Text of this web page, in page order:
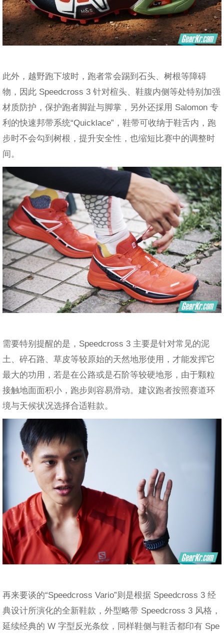
此外，越野跑下坡时，跑者常会踢到石头、树根等障碍
物，因此 Speedcross 3 针对楦头、鞋腹内侧等处特别加强
材质防护，保护跑者脚趾与脚掌，另外还採用 Salomon 专
利的快速邦带系统“Quicklace”，鞋带可收纳于鞋舌内，跑
步时不会勾到树根，提升安全性，也缩短比赛中的调整时
间。
需要特别提醒的是，Speedcross 3 主要是针对常见的泥
土、碎石路、草皮等较原始的天然地形使用，才能发挥它
最大的功用，若是在公路或是石阶等较硬地形，由于颗粒
接触地面面积小，跑步则容易滑动。建议跑者按照赛道环
境与天候状况选择合适鞋款。
再来要谈的“Speedcross Vario”则是根据 Speedcross 3 经
典设计所演化的全新鞋款，外型略带 Speedcross 3 风格，
延续经典的 W 字型反光条纹，同样鞋侧与鞋舌都印有 Spe